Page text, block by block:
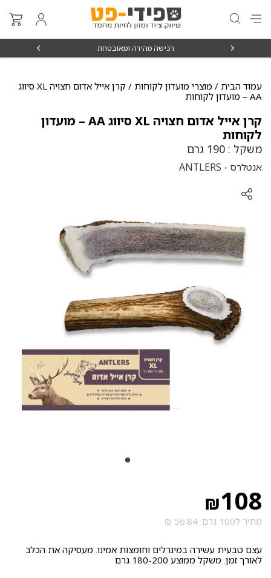
רכישה מהירה ומאובטחת
עמוד הבית / מוצרי מועדון לקוחות
/ קרן אייל אדום חצויה XL סיווג
AA – מועדון לקוחות
קרן אייל אדום חצויה XL סיווג AA – מועדון
לקוחות
משקל : 190 גרם
אנטלרס - ANTLERS
₪108
מחיר ל100 גרם: 56.84 ₪
עצם טבעית עשירה במינרלים וחומצות אמינו. מעסיקה את הכלב
לאורך זמן. משקל ממוצע 180-200 גרם